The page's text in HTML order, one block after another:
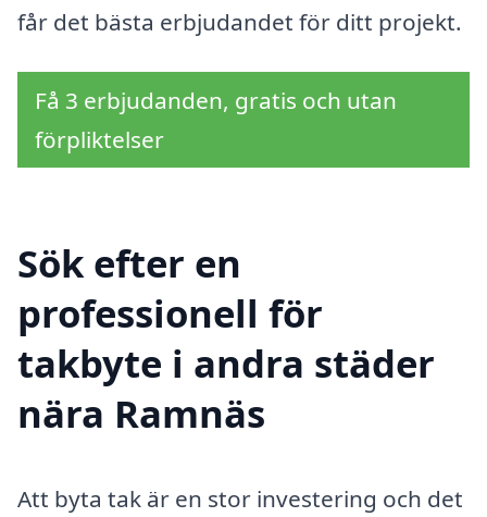
får det bästa erbjudandet för ditt projekt.
Få 3 erbjudanden, gratis och utan
förpliktelser
Sök efter en
professionell för
takbyte i andra städer
nära Ramnäs
Att byta tak är en stor investering och det